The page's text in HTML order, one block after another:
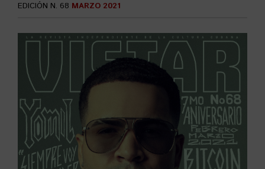
EDICIÓN N. 68 MARZO 2021